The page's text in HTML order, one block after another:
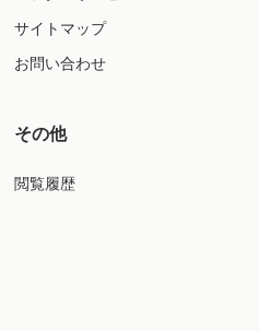
サイトマップ
お問い合わせ
その他
閲覧履歴